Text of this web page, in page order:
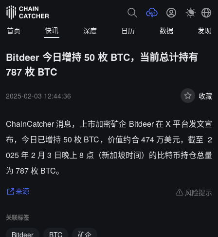
首页 快讯 深度 日历 数据 发现
Bitdeer 今日增持 50 枚 BTC，当前总计持有
787 枚 BTC
2025-02-03 12:44:36 收藏
ChainCatcher 消息，上市加密矿企 Bitdeer 在 X 平台发文宣
布，今日已增持 50 枚 BTC，价值约合 474 万美元，截至 2
025 年 2 月 3 日晚上 8 点（新加坡时间）的比特币持仓总量
为 787 枚 BTC。
来源 风险提示
关联标签
Bitdeer BTC 矿企